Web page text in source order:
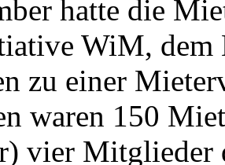
hatte die
WiM, dem
zu einer
waren 150
vier Mitglieder